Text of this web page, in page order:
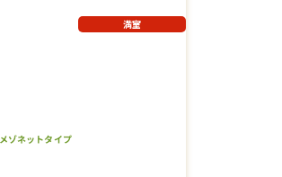
満室
メゾネットタイプ